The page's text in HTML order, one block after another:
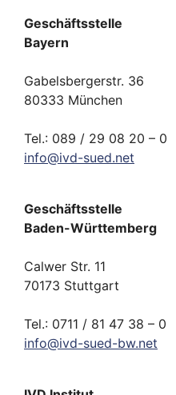
Geschäftsstelle
Bayern
Gabelsbergerstr. 36
80333 München
Tel.: 089 / 29 08 20 – 0
info@ivd-sued.net
Geschäftsstelle
Baden-Württemberg
Calwer Str. 11
70173 Stuttgart
Tel.: 0711 / 81 47 38 – 0
info@ivd-sued-bw.net